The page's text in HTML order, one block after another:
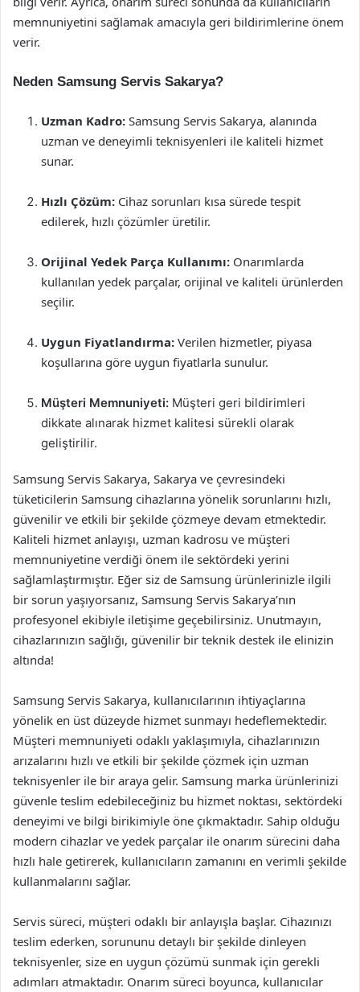
memnuniyetini sağlamak amacıyla geri bildirimlerine önem
verir.
Neden Samsung Servis Sakarya?
Uzman Kadro: Samsung Servis Sakarya, alanında
uzman ve deneyimli teknisyenleri ile kaliteli hizmet
sunar.
Hızlı Çözüm: Cihaz sorunları kısa sürede tespit
edilerek, hızlı çözümler üretilir.
Orijinal Yedek Parça Kullanımı: Onarımlarda
kullanılan yedek parçalar, orijinal ve kaliteli ürünlerden
seçilir.
Uygun Fiyatlandırma: Verilen hizmetler, piyasa
koşullarına göre uygun fiyatlarla sunulur.
Müşteri Memnuniyeti: Müşteri geri bildirimleri
dikkate alınarak hizmet kalitesi sürekli olarak
geliştirilir.
Samsung Servis Sakarya, Sakarya ve çevresindeki
tüketicilerin Samsung cihazlarına yönelik sorunlarını hızlı,
güvenilir ve etkili bir şekilde çözmeye devam etmektedir.
Kaliteli hizmet anlayışı, uzman kadrosu ve müşteri
memnuniyetine verdiği önem ile sektördeki yerini
sağlamlaştırmıştır. Eğer siz de Samsung ürünlerinizle ilgili
bir sorun yaşıyorsanız, Samsung Servis Sakarya’nın
profesyonel ekibiyle iletişime geçebilirsiniz. Unutmayın,
cihazlarınızın sağlığı, güvenilir bir teknik destek ile elinizin
altında!
Samsung Servis Sakarya, kullanıcılarının ihtiyaçlarına
yönelik en üst düzeyde hizmet sunmayı hedeflemektedir.
Müşteri memnuniyeti odaklı yaklaşımıyla, cihazlarınızın
arızalarını hızlı ve etkili bir şekilde çözmek için uzman
teknisyenler ile bir araya gelir. Samsung marka ürünlerinizi
güvenle teslim edebileceğiniz bu hizmet noktası, sektördeki
deneyimi ve bilgi birikimiyle öne çıkmaktadır. Sahip olduğu
modern cihazlar ve yedek parçalar ile onarım sürecini daha
hızlı hale getirerek, kullanıcıların zamanını en verimli şekilde
kullanmalarını sağlar.
Servis süreci, müşteri odaklı bir anlayışla başlar. Cihazınızı
teslim ederken, sorununu detaylı bir şekilde dinleyen
teknisyenler, size en uygun çözümü sunmak için gerekli
adımları atmaktadır. Onarım süreci boyunca, kullanıcılar